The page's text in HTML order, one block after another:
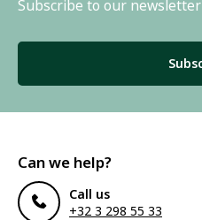
Subscribe to our
Can we help?
Call us
+32 3 298 55 33